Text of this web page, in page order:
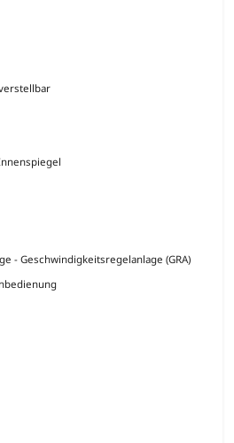
- Geschwindigkeitsregelanlage (GRA)